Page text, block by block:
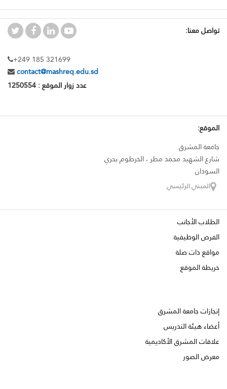
تواصل معنا:
+249 185 321699
contact@mashreq.edu.sd
عدد زوار الموقع : 1250554
الموقع:
جامعة المشرق
شارع الشهيد محمد مطر ، الخرطوم بحري
السودان
المبني الرئيسي
الطلاب الأجانب
الفرص الوظيفية
مواقع ذات صلة
خريطة الموقع
إنجازات جامعة المشرق
أعضاء هيئة التدريس
علاقات المشرق الأكاديمية
معرض الصور